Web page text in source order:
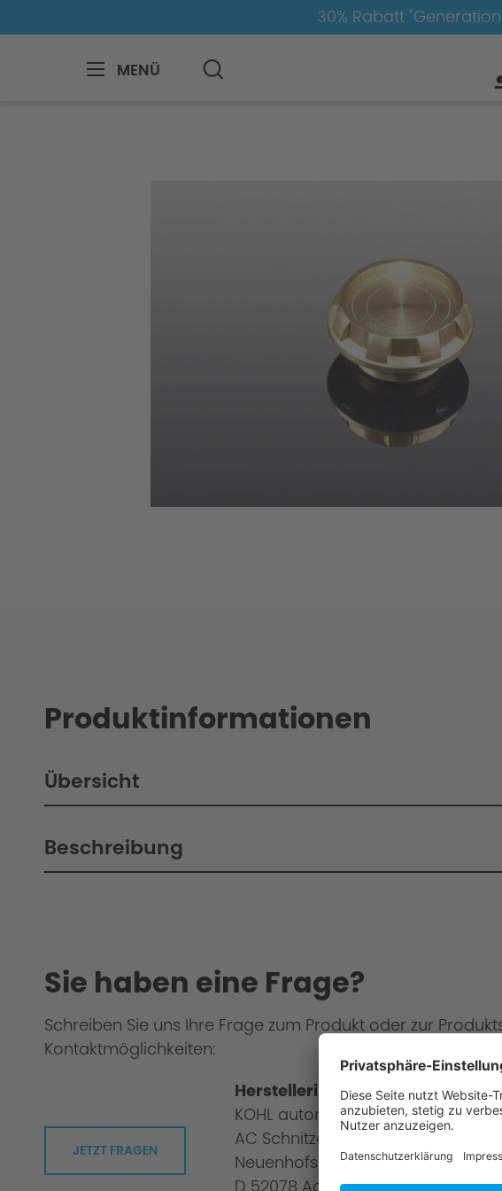
30% Rabatt
MENÜ
Felgen-
Produktinformationen
Übersicht
Beschreibung
Sie haben eine Frage?
Schreiben Sie uns Ihre Frage zum Produkt oder zur
Kontaktmöglichkeiten:
JETZT FRAGEN
Herstellerinformationen
KOHL automobile GmbH
AC Schnitzer
Neuenhofstraße 160
D 52078 Aachen